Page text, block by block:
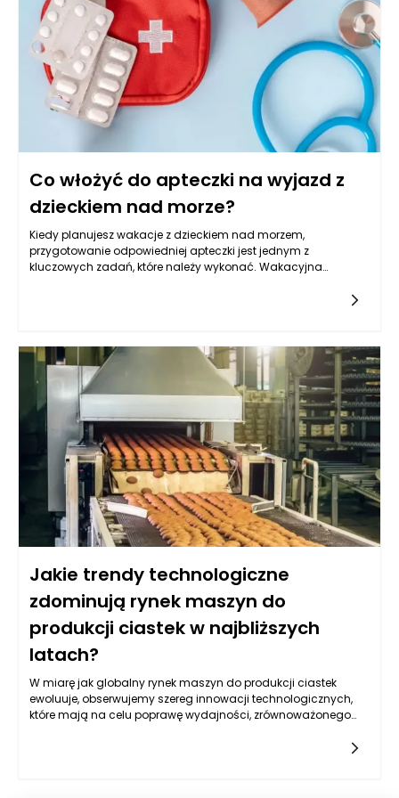
Co włożyć do apteczki na wyjazd z
dzieckiem nad morze?
Kiedy planujesz wakacje z dzieckiem nad morzem,
przygotowanie odpowiedniej apteczki jest jednym z
kluczowych zadań, które należy wykonać. Wakacyjna
dolegliwości czy problemy zdrowotne. W pierwszej kolejności
warto pomyśleć o podstawowych środkach, które mogą
okazać się niezbędne w przypadku różnych dolegliwości.
Jakie trendy technologiczne
zdominują rynek maszyn do
produkcji ciastek w najbliższych
latach?
W miarę jak globalny rynek maszyn do produkcji ciastek
ewoluuje, obserwujemy szereg innowacji technologicznych,
które mają na celu poprawę wydajności, zrównoważonego